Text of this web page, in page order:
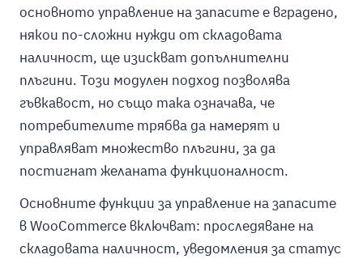
основното управление на запасите е вградено,
някои по-сложни нужди от складовата
наличност, ще изискват допълнителни
плъгини. Този модулен подход позволява
гъвкавост, но също така означава, че
потребителите трябва да намерят и
управляват множество плъгини, за да
постигнат желаната функционалност.
Основните функции за управление на запасите
в WooCommerce включват: проследяване на
складовата наличност, уведомления за статус